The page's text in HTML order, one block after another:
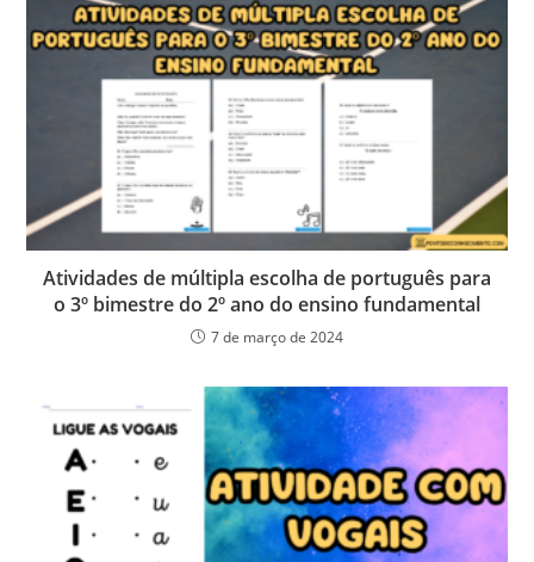
Atividades de múltipla escolha de português para
o 3º bimestre do 2º ano do ensino fundamental
7 de março de 2024